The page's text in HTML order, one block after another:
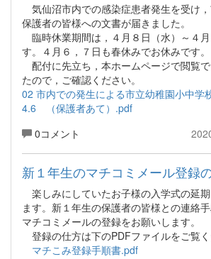
気仙沼市内での感染症患者発生を受け
保護者の皆様への文書が届きました。
臨時休業期間は，４月８日（水）～４
す。４月６，７日も春休みでお休みです。
配付に先立ち，本ホームページで閲覧
たので，ご確認ください。
02 市内での発生による市立幼稚園小中学
4.6 （保護者あて）.pdf
0コメント
新１年生のマチコミメール登録
楽しみにしていたお子様の入学式の延
ます。新１年生の保護者の皆様との連絡
マチコミメールの登録をお願いします。
登録の仕方は下のPDFファイルをご覧く
マチこみ登録手順書.pdf